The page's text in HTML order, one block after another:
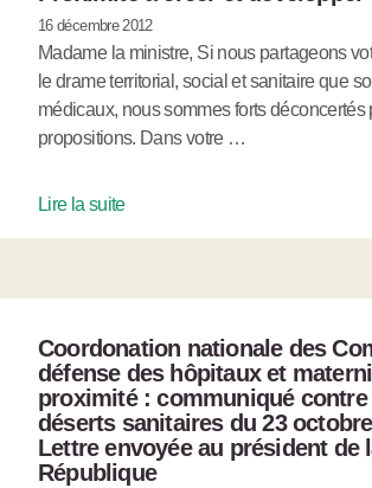
16 décembre 2012
Madame la ministre, Si nous partageons
le drame territorial, social et sanitaire que
médicaux, nous sommes forts déconcertés
propositions. Dans votre …
Lire la suite
Coordonation nationale des
défense des hôpitaux et
proximité : communiqué
déserts sanitaires du 23
Lettre envoyée au président de
République